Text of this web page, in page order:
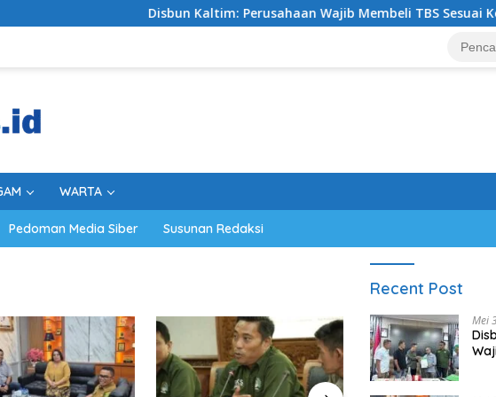
Disbun Kaltim: Perusahaan Wajib Membeli TBS Sesuai
WARTA
Pedoman Media Siber Susunan Redaksi
Recent Post
Mei